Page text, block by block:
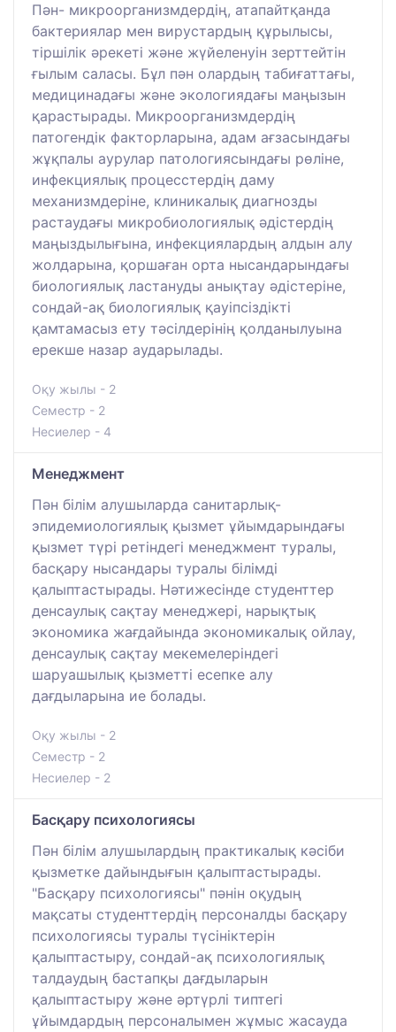
Пән- микроорганизмдердің, атапайтқанда
бактериялар мен вирустардың құрылысы,
тіршілік әрекеті және жүйеленуін зерттейтін
ғылым саласы. Бұл пән олардың табиғаттағы,
медицинадағы және экологиядағы маңызын
қарастырады. Микроорганизмдердің
патогендік факторларына, адам ағзасындағы
жұқпалы аурулар патологиясындағы рөліне,
инфекциялық процесстердің даму
механизмдеріне, клиникалық диагнозды
растаудағы микробиологиялық әдістердің
маңыздылығына, инфекциялардың алдын алу
жолдарына, қоршаған орта нысандарындағы
биологиялық ластануды анықтау әдістеріне,
сондай-ақ биологиялық қауіпсіздікті
қамтамасыз ету тәсілдерінің қолданылуына
ерекше назар аударылады.
Оқу жылы - 2
Семестр - 2
Несиелер - 4
Менеджмент
Пән білім алушыларда санитарлық-
эпидемиологиялық қызмет ұйымдарындағы
қызмет түрі ретіндегі менеджмент туралы,
басқару нысандары туралы білімді
қалыптастырады. Нәтижесінде студенттер
денсаулық сақтау менеджері, нарықтық
экономика жағдайында экономикалық ойлау,
денсаулық сақтау мекемелеріндегі
шаруашылық қызметті есепке алу
дағдыларына ие болады.
Оқу жылы - 2
Семестр - 2
Несиелер - 2
Басқару психологиясы
Пән білім алушылардың практикалық кәсіби
қызметке дайындығын қалыптастырады.
"Басқару психологиясы" пәнін оқудың
мақсаты студенттердің персоналды басқару
психологиясы туралы түсініктерін
қалыптастыру, сондай-ақ психологиялық
талдаудың бастапқы дағдыларын
қалыптастыру және әртүрлі типтегі
ұйымдардың персоналымен жұмыс жасауда